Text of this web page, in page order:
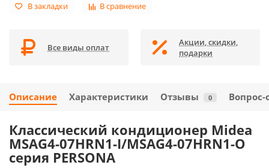
В закладки В сравнение
Все виды оплат
Акции, скидки,
подарки
Описание Характеристики Отзывы 0 Вопрос-
Классический кондиционер Midea
MSAG4-07HRN1-I/MSAG4-07HRN1-O
серия PERSONA